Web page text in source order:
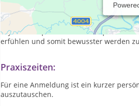
Die Seele zu Pflegen und die Ängste,
gehört zu den sinnvollsten Dingen, die
Psychotherapie und Paartherapie
erfühlen und somit bewusster werden
Praxiszeiten:
Für eine Anmeldung ist ein kurzer
auszutauschen.